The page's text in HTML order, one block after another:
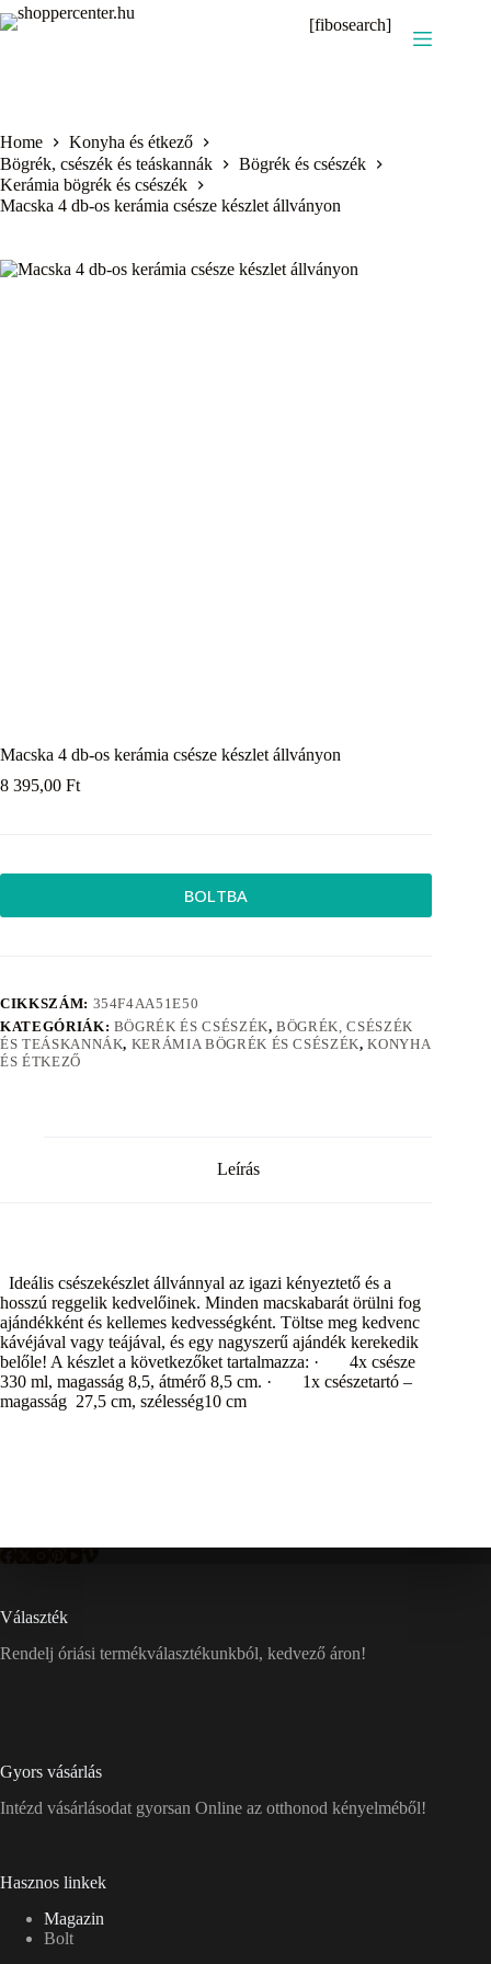
Skip
to
[fibosearch]
Home
Konyha és étkező
Bögrék, csészék és teáskannák
Bögrék és csészék
Kerámia bögrék és csészék
Macska 4 db-os kerámia csésze készlet állványon
Macska 4 db-os kerámia csésze készlet állványon
8 395,00 Ft
BOLTBA
CIKKSZÁM: 354F4AA51E50
KATEGÓRIÁK: BÖGRÉK ÉS CSÉSZÉK,BÖGRÉK, CSÉSZÉK
ÉS TEÁSKANNÁK, KERÁMIA BÖGRÉK ÉS CSÉSZÉK,KONYHA
ÉS ÉTKEZŐ
Leírás
Ideális csészekészlet állvánnyal az igazi kényeztető és a
hosszú reggelik kedvelőinek. Minden macskabarát örülni fog
ajándékként és kellemes kedvességként. Töltse meg kedvenc
kávéjával vagy teájával, és egy nagyszerű ajándék kerekedik
belőle! A készlet a következőket tartalmazza: · 4x csésze
330 ml, magasság 8,5, átmérő 8,5 cm. · 1x csészetartó –
magasság 27,5 cm, szélesség10 cm
Választék
Rendelj óriási termékválasztékunkból, kedvező áron!
Gyors vásárlás
Intézd vásárlásodat gyorsan Online az otthonod kényelméből!
Hasznos linkek
Magazin
Bolt